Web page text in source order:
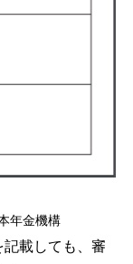
年金機構
載しても、審